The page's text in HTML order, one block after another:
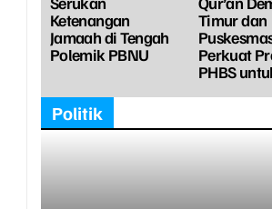
Ketenangan
Jamaah di Tengah
Polemik PBNU
Timur dan
Perkuat
PHBS
Politik